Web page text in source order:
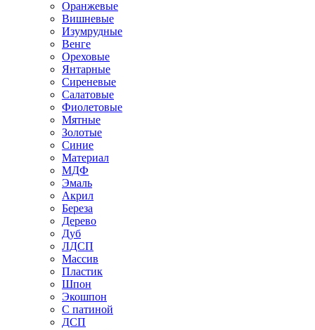
Оранжевые
Вишневые
Изумрудные
Венге
Ореховые
Янтарные
Сиреневые
Салатовые
Фиолетовые
Мятные
Золотые
Синие
Материал
МДФ
Эмаль
Акрил
Береза
Дерево
Дуб
ЛДСП
Массив
Пластик
Шпон
Экошпон
С патиной
ДСП